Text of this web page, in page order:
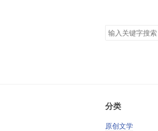
搜
索
分类
原创文学